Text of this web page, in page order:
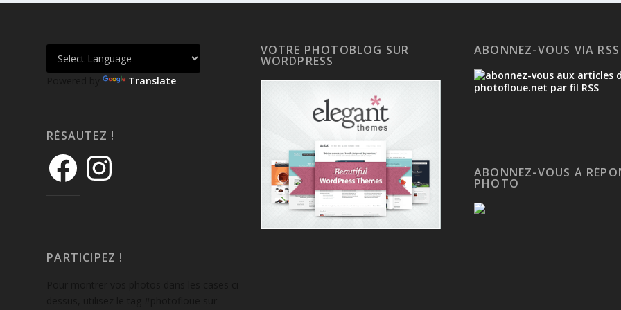
Powered by Translate
RÉSAUTEZ !
PARTICIPEZ !
VOTRE PHOTOBLOG SUR
WORDPRESS
ABONNEZ-VOUS VIA RSS
ABONNEZ-VOUS À
PHOTO